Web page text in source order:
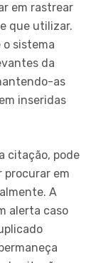
em rastrear
que utilizar.
sistema
da
as
inseridas
citação, pode
em
A
alerta caso